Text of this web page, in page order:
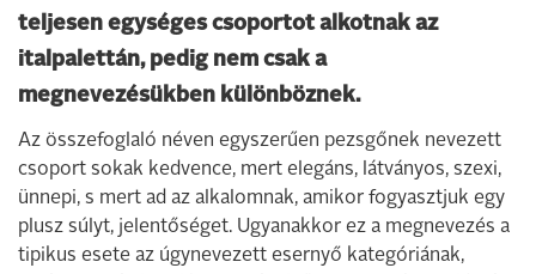
teljesen egységes csoportot alkotnak az
italpalettán, pedig nem csak a
megnevezésükben különböznek.
Az összefoglaló néven egyszerűen pezsgőnek nevezett
csoport sokak kedvence, mert elegáns, látványos, szexi,
ünnepi, s mert ad az alkalomnak, amikor fogyasztjuk egy
plusz súlyt, jelentőséget. Ugyanakkor ez a megnevezés a
tipikus esete az úgynevezett esernyő kategóriának,